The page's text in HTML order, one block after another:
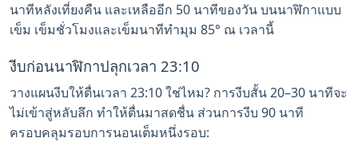
นาทีหลังเที่ยงคืน และเหลืออีก 50 นาทีของวัน บนนาฬิกาแบบ
เข็ม เข็มชั่วโมงและเข็มนาทีทำมุม 85° ณ เวลานี้
งีบก่อนนาฬิกาปลุกเวลา 23:10
วางแผนงีบให้ตื่นเวลา 23:10 ใช่ไหม? การงีบสั้น 20–30 นาทีจะ
ไม่เข้าสู่หลับลึก ทำให้ตื่นมาสดชื่น ส่วนการงีบ 90 นาที
ครอบคลุมรอบการนอนเต็มหนึ่งรอบ: